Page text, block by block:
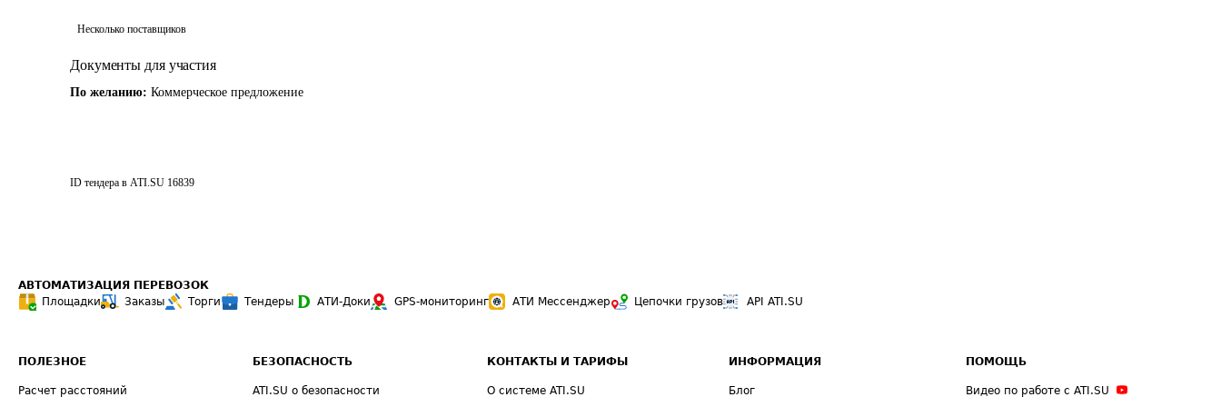
Несколько поставщиков
Документы для участия
По желанию: Коммерческое предложение
ID тендера в ATI.SU 16839
АВТОМАТИЗАЦИЯ ПЕРЕВОЗОК
Площадки
Заказы Торги Тендеры АТИ-Доки GPS-мониторинг АТИ Мессенджер Цепочки грузов API ATI.SU
ПОЛЕЗНОЕ
Расчет расстояний
БЕЗОПАСНОСТЬ
ATI.SU о безопасности
КОНТАКТЫ И ТАРИФЫ
О системе ATI.SU
ИНФОРМАЦИЯ
Блог
ПОМОЩЬ
Видео по работе с ATI.SU